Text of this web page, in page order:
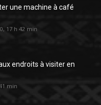
une machine à café
17 h 42 min
endroits à visiter en
min